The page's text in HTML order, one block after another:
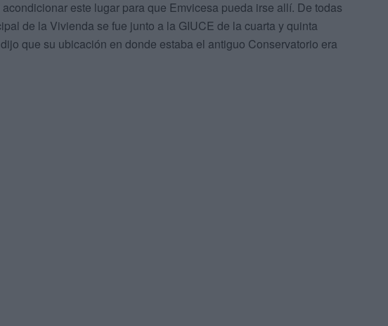
este lugar para que Emvicesa pueda irse allí. De todas
de la Vivienda se fue junto a la GIUCE de la cuarta y quinta
que su ubicación en donde estaba el antiguo Conservatorio era